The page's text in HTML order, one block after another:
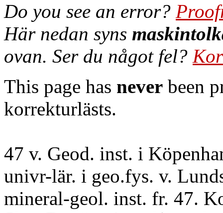
Do you see an error?
Här nedan syns
ovan. Ser du något fel?
This page has never been
korrekturlästs.
47 v. Geod. inst. i
univr-lär. i geo.fys. v.
mineral-geol. inst. fr. 47.